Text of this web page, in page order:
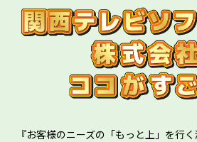
『お客様のニーズの「もっと上」を行